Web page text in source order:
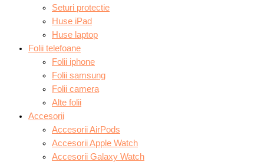
Seturi protectie
Huse iPad
Huse laptop
Folii telefoane
Folii iphone
Folii samsung
Folii camera
Alte folii
Accesorii
Accesorii AirPods
Accesorii Apple Watch
Accesorii Galaxy Watch